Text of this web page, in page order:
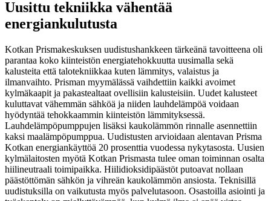
Uusittu tekniikka vähentää
energiankulutusta
Kotkan Prismakeskuksen uudistushankkeen tärkeänä tavoitteena oli
parantaa koko kiinteistön energiatehokkuutta uusimalla sekä
kalusteita että talotekniikkaa kuten lämmitys, valaistus ja
ilmanvaihto. Prisman myymälässä vaihdettiin kaikki avoimet
kylmäkaapit ja pakastealtaat ovellisiin kalusteisiin. Uudet kalusteet
kuluttavat vähemmän sähköä ja niiden lauhdelämpöä voidaan
hyödyntää tehokkaammin kiinteistön lämmityksessä.
Lauhdelämpöpumppujen lisäksi kaukolämmön rinnalle asennettiin
kaksi maalämpöpumppua. Uudistusten arvioidaan alentavan Prisma
Kotkan energiankäyttöä 20 prosenttia vuodessa nykytasosta. Uusien
kylmälaitosten myötä Kotkan Prismasta tulee oman toiminnan osalta
hiilineutraali toimipaikka. Hiilidioksidipäästöt putoavat nollaan
päästöttömän sähkön ja vihreän kaukolämmön ansiosta. Teknisillä
uudistuksilla on vaikutusta myös palvelutasoon. Osastoilla asiointi ja